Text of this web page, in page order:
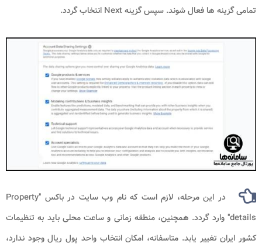
تمامی گزینه ها فعال شوند. سپس گزینه Next انتخاب گردد.
در این مرحله، لازم است که نام وب سایت در باکس "Property
details" وارد گردد. همچنین، منطقه زمانی و ساعت محلی باید به تنظیمات
کشور ایران تغییر یابد. متاسفانه، امکان انتخاب واحد پول ریال وجود ندارد،